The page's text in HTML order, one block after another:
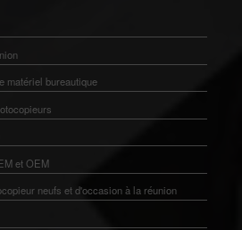
matériel bureautique
et OEM
neufs et d'occasion à la réunion